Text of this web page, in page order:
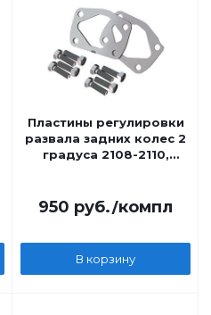
Пластины регулировки
развала задних колес 2
градуса 2108-2110,
950 руб./компл
В корзину